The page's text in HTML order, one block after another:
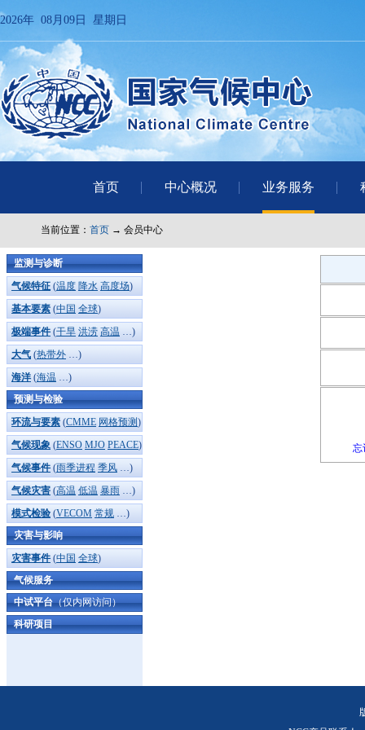
2026年 08月09日 星期日
首页 中心概况 业务服务
当前位置： 首页 → 会员中心
监测与诊断
气候特征 (温度 降水 高度场)
基本要素 (中国 全球)
极端事件(干旱 洪涝 高温 …)
大气 (热带外 …)
海洋(海温 …)
预测与检验
环流与要素 (CMME 网格预测)
气候现象 (ENSO MJO PEACE)
气候事件(雨季进程 季风 …)
气候灾害 (高温 低温 暴雨 …)
模式检验(VECOM 常规 …)
灾害与影响
灾害事件(中国 全球)
气候服务
中试平台（仅内网访问）
科研项目
忘